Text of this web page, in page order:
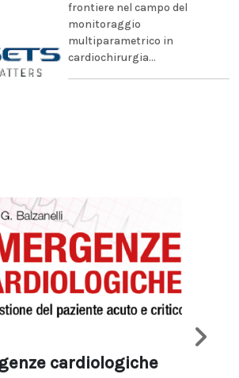
frontiere nel campo del
monitoraggio
multiparametrico in
cardiochirurgia...
cardiologiche